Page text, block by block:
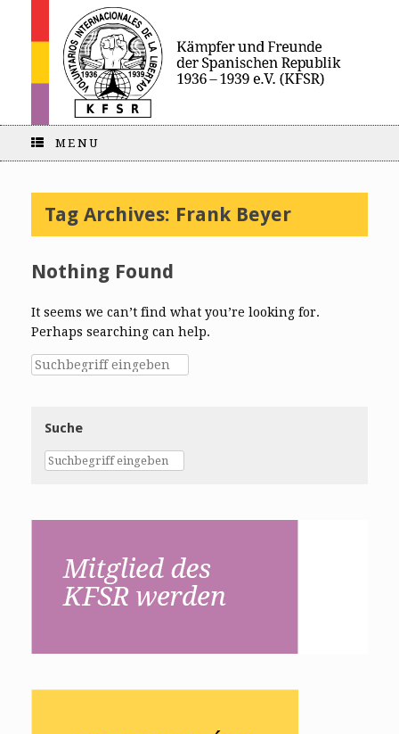
MENU
Tag Archives: Frank Beyer
Nothing Found
It seems we can’t find what you’re looking for.
Perhaps searching can help.
Suche